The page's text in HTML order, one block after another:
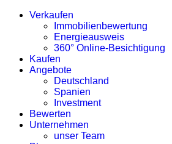
Verkaufen
Immobilienbewertung
Energieausweis
360° Online-Besichtigung
Kaufen
Angebote
Deutschland
Spanien
Investment
Bewerten
Unternehmen
unser Team